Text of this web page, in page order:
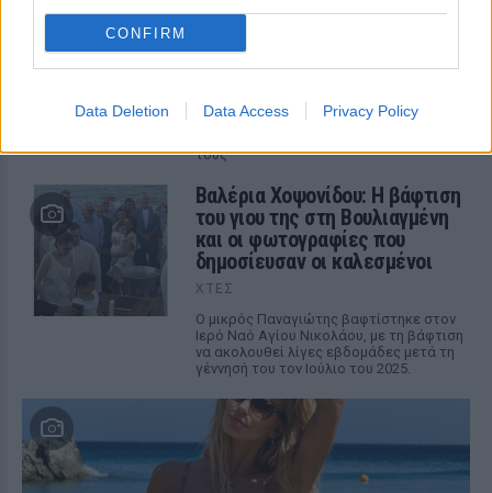
CONFIRM
Data Deletion Data Access Privacy Policy
της και η λεζάντα που «λύγισε»
τους followers
ΧΤΕΣ
Η παρουσιάστρια απολαμβάνει διακοπές
στις Κυκλάδες με τον σύντροφό της
τους
Βαλέρια Χοψονίδου: Η βάφτιση
του γιου της στη Βουλιαγμένη
και οι φωτογραφίες που
δημοσίευσαν οι καλεσμένοι
ΧΤΕΣ
Ο μικρός Παναγιώτης βαφτίστηκε στον
Ιερό Ναό Αγίου Νικολάου, με τη βάφτιση
να ακολουθεί λίγες εβδομάδες μετά τη
γέννησή του τον Ιούλιο του 2025.